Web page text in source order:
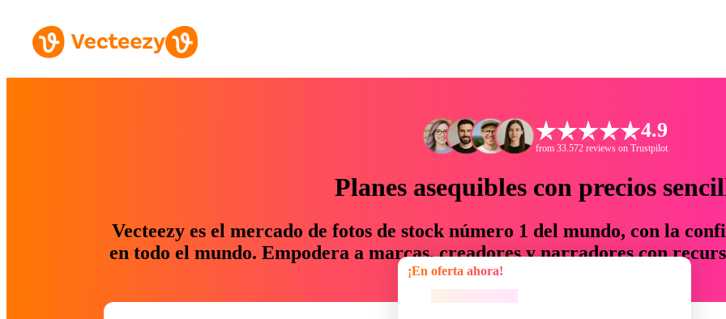
4.9
from 33.572 reviews on Trustpilot
Planes asequibles con precios
Vecteezy es el mercado de fotos de stock número 1 del mundo, con la
en todo el mundo. Empodera a marcas, creadores y narradores con
un 76 % en tiempo y presupuesto.
¡En oferta ahora!